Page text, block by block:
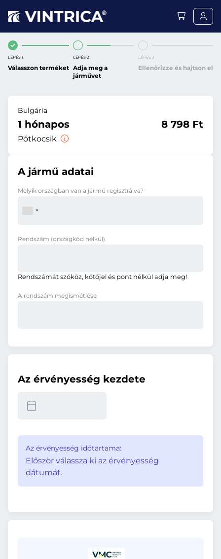
LÉPÉS 1
Válasszon terméket
LÉPÉS 2
Adja meg a
járművet
LÉPÉS 3
Ellenőrizze és hajtson el
Bulgária
1 hónapos
Pótkocsik
8 798 Ft
A jármű adatai
Melyik országban van a jármű regisztrálva?
Rendszám (országkód nélkül)
Rendszámát szóköz, kötőjel és pont nélkül adja meg!
A rendszám megismétlése
Az érvényesség kezdete
Az érvényesség időtartama:
Először válassza ki az érvényesség
dátumát.